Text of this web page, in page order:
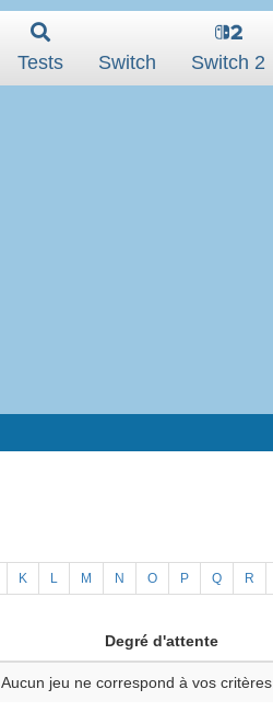
Tests Switch Switch 2
K L M N O P Q R
Degré d'attente
Aucun jeu ne correspond à vos critères.